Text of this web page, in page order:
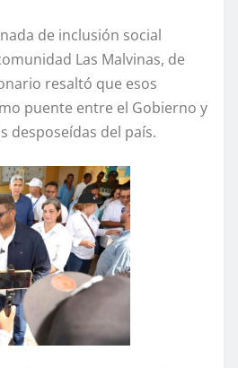
de inclusión social
Las Malvinas, de
resaltó que esos
puente entre el Gobierno y
desposeídas del país.